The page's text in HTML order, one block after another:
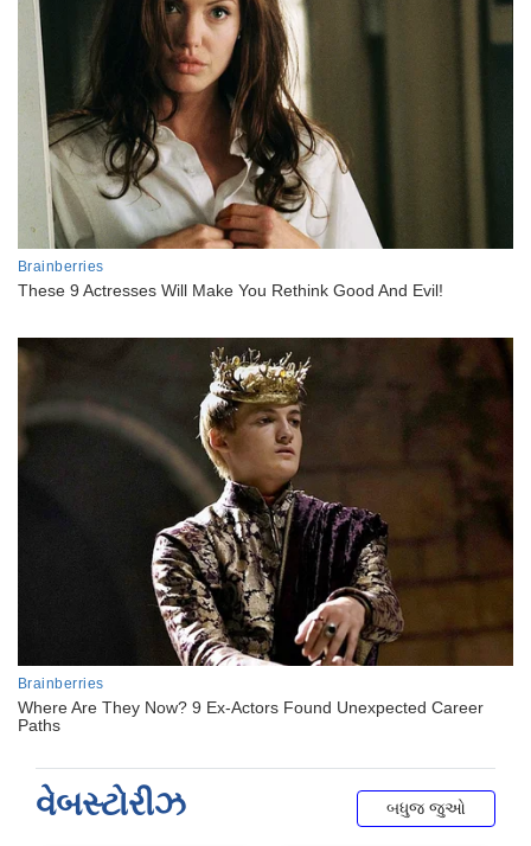
વેબસ્ટોરીઝ બધુજ જુઓ